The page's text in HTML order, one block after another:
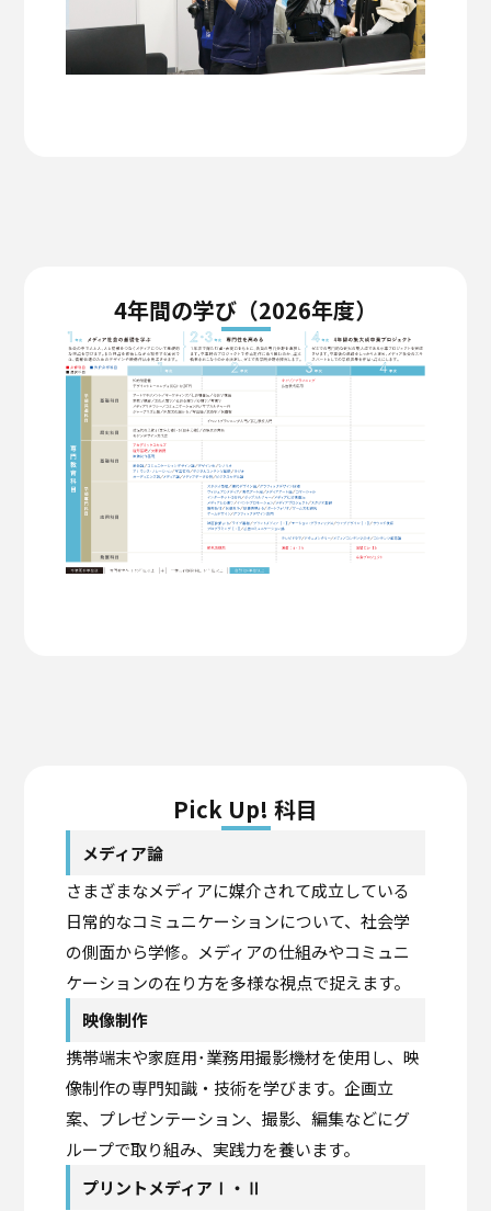
4年間の学び（2026年度）
Pick Up! 科目
メディア論
さまざまなメディアに媒介されて成立している
日常的なコミュニケーションについて、社会学
の側面から学修。メディアの仕組みやコミュニ
ケーションの在り方を多様な視点で捉えます。
映像制作
携帯端末や家庭用･業務用撮影機材を使用し、映
像制作の専門知識・技術を学びます。企画立
案、プレゼンテーション、撮影、編集などにグ
ループで取り組み、実践力を養います。
プリントメディアⅠ・Ⅱ